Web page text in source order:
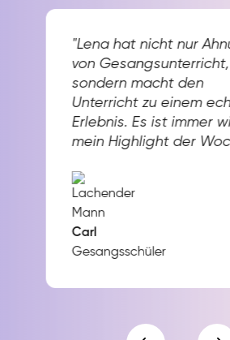
"Lena hat nicht nur
von Gesangsunterricht,
sondern macht den
Unterricht zu einem
Erlebnis. Es ist immer
mein Highlight der
Carl
Gesangsschüler